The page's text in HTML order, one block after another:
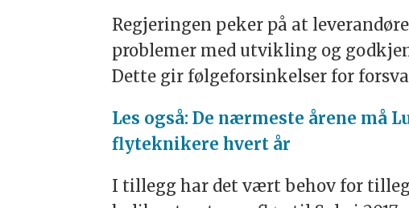
Regjeringen peker på at
problemer med utvikling og
Dette gir følgeforsinkelser for
Les også: De nærmeste årene må
flyteknikere hvert år
I tillegg har det vært behov for